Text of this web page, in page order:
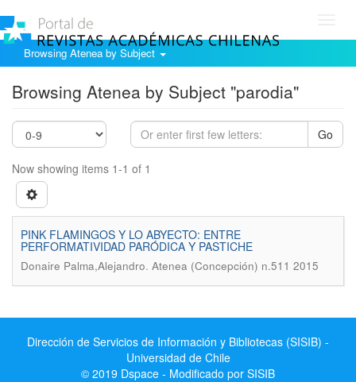
Browsing Atenea by Subject
Browsing Atenea by Subject "parodia"
Go
Now showing items 1-1 of 1
PINK FLAMINGOS Y LO ABYECTO: ENTRE
PERFORMATIVIDAD PARÓDICA Y PASTICHE
Donaire Palma,Alejandro. Atenea (Concepción) n.511 2015
Dirección de Servicios de Información y Bibliotecas (SISIB) -
Universidad de Chile
© 2019 Dspace - Modificado por SISIB